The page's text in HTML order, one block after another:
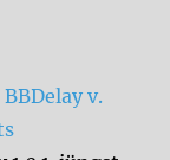
v.